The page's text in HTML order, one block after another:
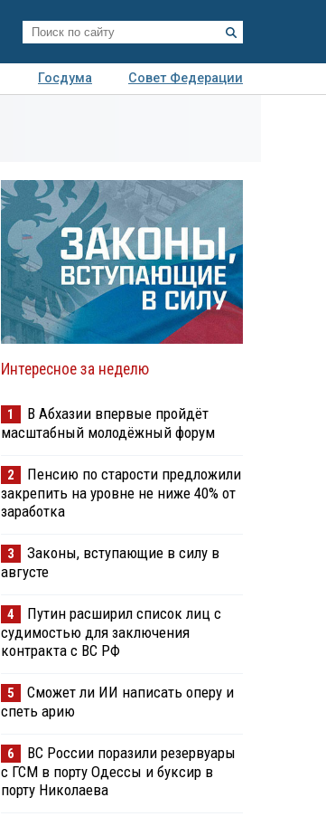
Госдума
Совет Федерации
Интересное за неделю
1
В Абхазии впервые пройдёт
масштабный молодёжный форум
2
Пенсию по старости предложили
закрепить на уровне не ниже 40% от
заработка
3
Законы, вступающие в силу в
августе
4
Путин расширил список лиц с
судимостью для заключения
контракта с ВС РФ
5
Сможет ли ИИ написать оперу и
спеть арию
6
ВС России поразили резервуары
с ГСМ в порту Одессы и буксир в
порту Николаева